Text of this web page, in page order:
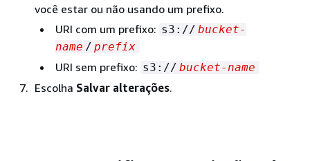
você estar ou não usando um prefixo.
URI com um prefixo: s3:// bucket-
name / prefix
URI sem prefixo: s3:// bucket-name
Escolha Salvar alterações.